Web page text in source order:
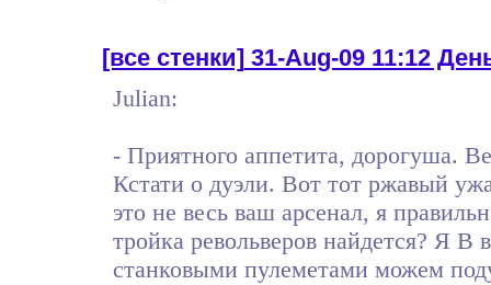
[все стенки]31-Aug-09 11:12
Julian:
- Приятного аппетита, дорогуша.
Кстати о дуэли. Вот тот ржавый
это не весь ваш арсенал, я
тройка револьверов найдется? Я
станковыми пулеметами можем